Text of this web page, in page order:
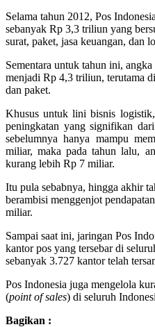
Selama tahun 2012, Pos
sebanyak Rp 3,3 triliun yang
surat, paket, jasa keuangan, dan
Sementara untuk tahun ini,
menjadi Rp 4,3 triliun, terutama
dan paket.
Khusus untuk lini bisnis
peningkatan yang signifikan
sebelumnya hanya mampu
miliar, maka pada tahun lalu,
kurang lebih Rp 7 miliar.
Itu pula sebabnya, hingga akhir
berambisi menggenjot
miliar.
Sampai saat ini, jaringan Pos
kantor pos yang tersebar di
sebanyak 3.727 kantor telah
Pos Indonesia juga mengelola
(point of sales) di seluruh
Bagikan :